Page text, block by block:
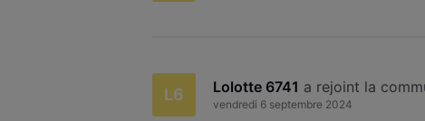
L6 Lolotte 6741 a rejoint la
vendredi 6 septembre 2024